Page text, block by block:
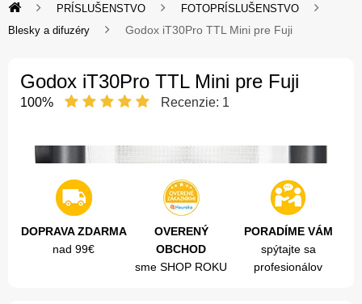
PRÍSLUŠENSTVO
FOTOPRÍSLUŠENSTVO
Blesky a difuzéry
Godox iT30Pro TTL Mini pre Fuji
Godox iT30Pro TTL Mini pre Fuji
100% Recenzie: 1
DOPRAVA ZDARMA
nad 99€
OVERENÝ
OBCHOD
sme SHOP ROKU
PORADÍME VÁM
spýtajte sa
profesionálov